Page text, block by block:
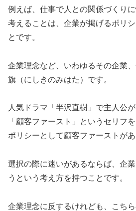
例えば、仕事で人との関係づくり
考えることは、企業が掲げるポリ
とです。
企業理念など、いわゆるその企業
旗（にしきのみはた）です。
人気ドラマ「半沢直樹」で主人公
「顧客ファースト」というセリフ
ポリシーとして顧客ファーストがあ
選択の際に迷いがあるならば、企
うという考え方を持つことです。
企業理念に反するけれども、こち